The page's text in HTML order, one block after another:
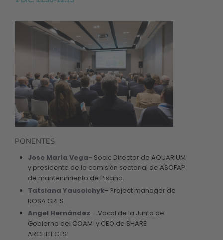
PONENTES
Jose María Vega- Socio Director de AQUARIUM
y presidente de la comisión sectorial de ASOFAP
de mantenimiento de Piscina.
Tatsiana Yauseichyk– Project manager de
ROSA GRES.
Angel Hernández – Vocal de la Junta de
Gobierno del COAM y CEO de SHARE
ARCHITECTS